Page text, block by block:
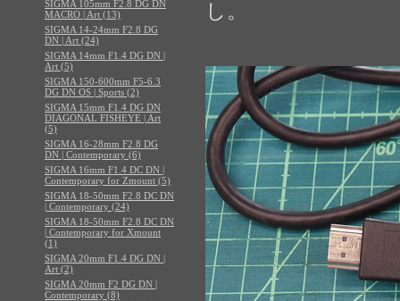
し。
SIGMA 105mm F2.8 DG DN
MACRO | Art (13)
SIGMA 14-24mm F2.8 DG
DN | Art (24)
SIGMA 14mm F1.4 DG DN |
Art (5)
SIGMA 150-600mm F5-6.3
DG DN OS | Sports (2)
SIGMA 15mm F1.4 DG DN
DIAGONAL FISHEYE | Art
(5)
SIGMA 16-28mm F2.8 DG
DN | Contemporary (6)
SIGMA 16mm F1.4 DC DN |
Contemporary for Zmount (5)
SIGMA 18-50mm F2.8 DC DN
| Contemporary (24)
SIGMA 18-50mm F2.8 DC DN
| Contemporary for Xmount
(1)
SIGMA 20mm F1.4 DG DN |
Art (2)
SIGMA 20mm F2 DG DN |
Contemporary (8)